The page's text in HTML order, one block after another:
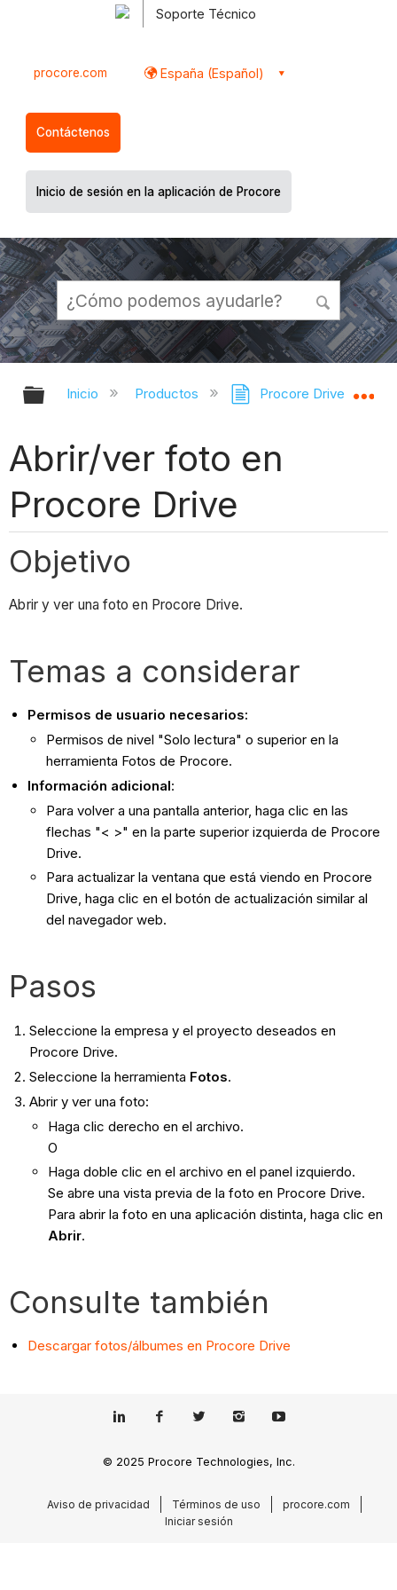
Soporte Técnico
procore.com España (Español)
Contáctenos
Inicio de sesión en la aplicación de Procore
Expandir/contraer jerarquía global
Inicio Productos Procore Drive
Abrir/ver foto en
Procore Drive
Objetivo
Abrir y ver una foto en Procore Drive.
Temas a considerar
Permisos de usuario necesarios:
Permisos de nivel "Solo lectura" o superior en la
herramienta Fotos de Procore.
Información adicional:
Para volver a una pantalla anterior, haga clic en las
flechas "< >" en la parte superior izquierda de Procore
Drive.
Para actualizar la ventana que está viendo en Procore
Drive, haga clic en el botón de actualización similar al
del navegador web.
Pasos
Seleccione la empresa y el proyecto deseados en
Procore Drive.
Seleccione la herramienta Fotos.
Abrir y ver una foto:
Haga clic derecho en el archivo.
O
Haga doble clic en el archivo en el panel izquierdo.
Se abre una vista previa de la foto en Procore Drive.
Para abrir la foto en una aplicación distinta, haga clic en
Abrir.
Consulte también
Descargar fotos/álbumes en Procore Drive
© 2025 Procore Technologies, Inc.
Aviso de privacidad Términos de uso
procore.com
Iniciar sesión